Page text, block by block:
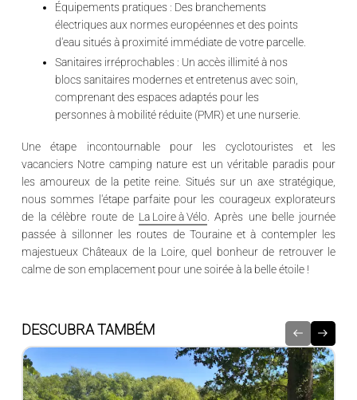
Équipements pratiques : Des branchements
électriques aux normes européennes et des points
d'eau situés à proximité immédiate de votre parcelle.
Sanitaires irréprochables : Un accès illimité à nos
blocs sanitaires modernes et entretenus avec soin,
comprenant des espaces adaptés pour les
personnes à mobilité réduite (PMR) et une nurserie.
Une étape incontournable pour les cyclotouristes et les
vacanciersNotre camping nature est un véritable paradis pour
les amoureux de la petite reine. Situés sur un axe stratégique,
nous sommes l'étape parfaite pour les courageux explorateurs
de la célèbre route de La Loire à Vélo . Après une belle journée
passée à sillonner les routes de Touraine et à contempler les
majestueux Châteaux de la Loire, quel bonheur de retrouver le
calme de son emplacement pour une soirée à la belle étoile !
DESCUBRA TAMBÉM